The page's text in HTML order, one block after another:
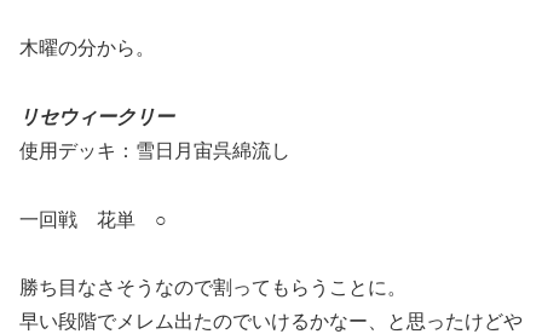
木曜の分から。
リセウィークリー
使用デッキ：雪日月宙呉綿流し
一回戦 花単 ○
勝ち目なさそうなので割ってもらうことに。
早い段階でメレム出たのでいけるかなー、と思ったけどや